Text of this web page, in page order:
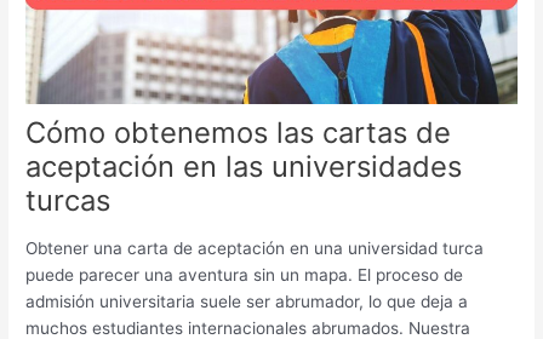
Cómo obtenemos las cartas de
aceptación en las universidades
turcas
Obtener una carta de aceptación en una universidad turca
puede parecer una aventura sin un mapa. El proceso de
admisión universitaria suele ser abrumador, lo que deja a
muchos estudiantes internacionales abrumados. Nuestra